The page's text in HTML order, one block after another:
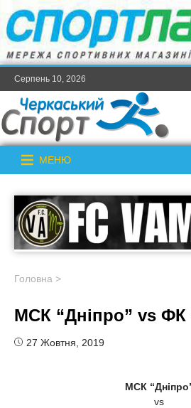
Серпень 10, 2026
МЕНЮ
Головна >
МСК “Дніпро” vs ФК
27 Жовтня, 2019
МСК
vs